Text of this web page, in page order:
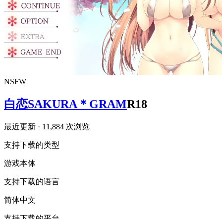
NSFW
白恋SAKURA＊GRAMR18
最近更新 · 11,884 次浏览
支持下载的类型
游戏本体
支持下载的语言
简体中文